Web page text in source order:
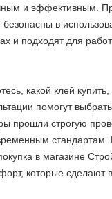
и эффективным.
безопасны в
и подходят для
какой клей
помогут
прошли строгую
в магазине
которые сделают